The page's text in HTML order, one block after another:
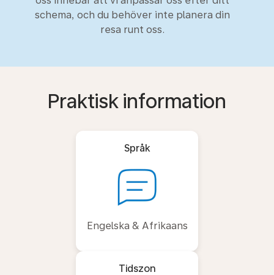
schema, och du behöver inte planera din
resa runt oss.
Praktisk information
Språk
Engelska & Afrikaans
Tidszon